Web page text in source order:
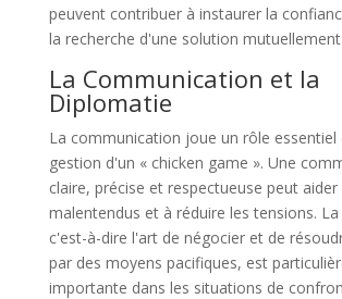
peuvent contribuer à instaurer la
la recherche d'une solution
La Communication et la
Diplomatie
La communication joue un rôle essentiel
gestion d'un « chicken game ». Une
claire, précise et respectueuse peut aider
malentendus et à réduire les tensions.
c'est-à-dire l'art de négocier et de
par des moyens pacifiques, est
importante dans les situations de